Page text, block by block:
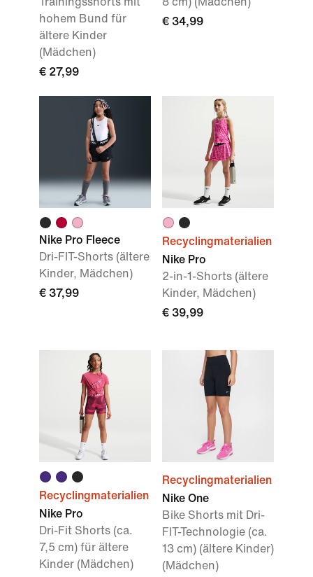
hohem Bund für
ältere Kinder
(Mädchen)
€ 27,99
€ 34,99
Nike Pro Fleece
Dri-FIT-Shorts (ältere
Kinder, Mädchen)
€ 37,99
Recyclingmaterialien
Nike Pro
2-in-1-Shorts (ältere
Kinder, Mädchen)
€ 39,99
Recyclingmaterialien
Nike Pro
Dri-Fit Shorts (ca.
7,5 cm) für ältere
Kinder (Mädchen)
Recyclingmaterialien
Nike One
Bike Shorts mit Dri-
FIT-Technologie (ca.
13 cm) (ältere Kinder)
(Mädchen)